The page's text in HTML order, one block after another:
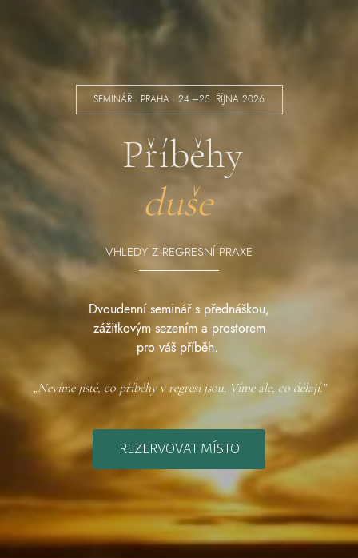
SEMINÁŘ · PRAHA · 24.–25. ŘÍJNA 2026
Příběhy
duše
VHLEDY Z REGRESNÍ PRAXE
Dvoudenní seminář s přednáškou,
zážitkovým sezením a prostorem
pro váš příběh.
„Nevíme jistě, co příběhy v regresi jsou. Víme ale, co dělají."
REZERVOVAT MÍSTO